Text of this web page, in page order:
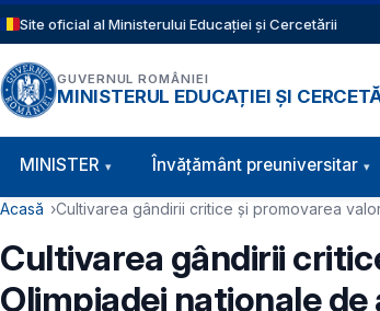
Sari la conținutul principal
Site oficial al Ministerului Educației și Cercetării
GUVERNUL ROMÂNIEI
MINISTERUL EDUCAȚIEI ȘI
Navigație principală
MINISTER Învăţământ preuniversitar
Cale de navigare
Acasă Cultivarea gândirii critice și promovarea
Cultivarea gândirii
Olimpiadei naționale